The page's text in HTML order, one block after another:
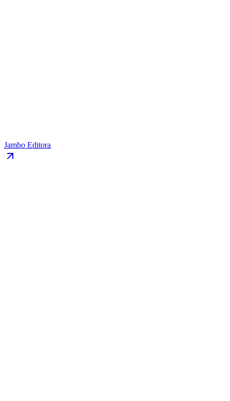
Jambo Editora